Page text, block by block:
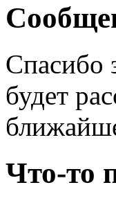
Спасибо
будет
Что-то